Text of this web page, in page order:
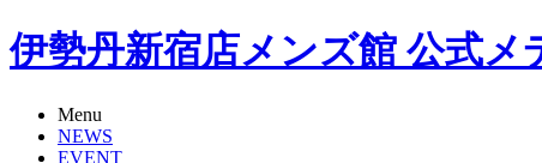
伊勢丹新宿店メンズ館 公式メ
Menu
NEWS
EVENT